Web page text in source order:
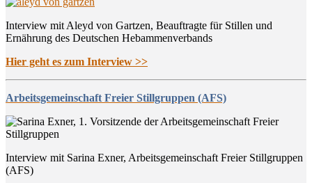
Interview mit Aleyd von Gartzen, Beauftragte für Stillen und
Ernährung des Deutschen Hebammenverbands
Hier geht es zum Interview >>
Arbeitsgemeinschaft Freier Stillgruppen (AFS)
Interview mit Sarina Exner, Arbeitsgemeinschaft Freier Stillgruppen
(AFS)